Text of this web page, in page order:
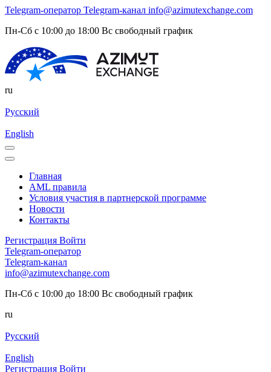
Telegram-оператор Telegram-канал info@azimutexchange.com
Пн-Сб с 10:00 до 18:00 Вс свободный график
ru
Русский
English
Главная
AML правила
Условия участия в партнерской программе
Новости
Контакты
Регистрация Войти
Telegram-оператор
Telegram-канал
info@azimutexchange.com
Пн-Сб с 10:00 до 18:00 Вс свободный график
ru
Русский
English
Регистрация Войти